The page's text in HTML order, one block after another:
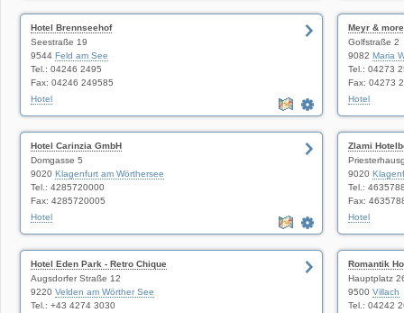
Hotel Brennseehof
Seestraße 19
9544 Feld am See
Tel.: 04246 2495
Fax: 04246 249585
Hotel
Meyr &
Golfstraße 2
9082 Maria
Tel.: 04273
Fax: 04273
Hotel
Hotel Carinzia GmbH
Domgasse 5
9020 Klagenfurt am Wörthersee
Tel.: 4285720000
Fax: 4285720005
Hotel
Zlami
9020
Tel.:
Fax:
Hotel
Hotel Eden Park - Retro Chique
Augsdorfer Straße 12
9220 Velden am Wörther See
Tel.: +43 4274 3030
Romantik
Hauptplatz
9500 Villach
Tel.: 04242